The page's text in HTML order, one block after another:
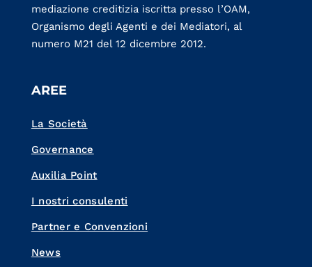
mediazione creditizia iscritta presso l’OAM,
Organismo degli Agenti e dei Mediatori, al
numero M21 del 12 dicembre 2012.
AREE
La Società
Governance
Auxilia Point
I nostri consulenti
Partner e Convenzioni
News